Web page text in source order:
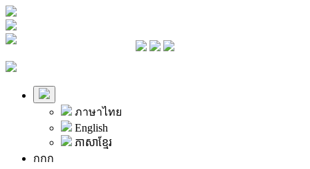
ภาษาไทย
English
ភាសាខ្មែរ
กกก